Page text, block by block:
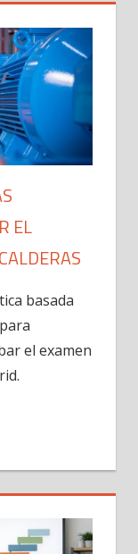
EL
basada
el examen